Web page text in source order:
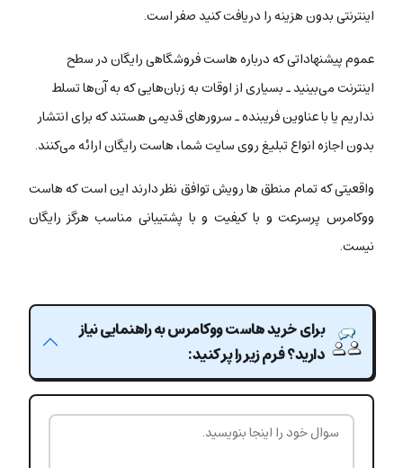
اینترنتی بدون هزینه را دریافت کنید صفر است.
عموم پیشنهاداتی که درباره هاست فروشگاهی رایگان در سطح
اینترنت می‌بینید ـ بسیاری از اوقات به زبان‌هایی که به آن‌ها تسلط
نداریم یا با عناوین فریبنده ـ سرورهای قدیمی هستند که برای انتشار
بدون اجازه انواع تبلیغ روی سایت شما، هاست رایگان ارائه می‌کنند.
واقعیتی که تمام منطق ها رویش توافق نظر دارند این است که هاست
ووکامرس پرسرعت و با کیفیت و با پشتیبانی مناسب هرگز رایگان
نیست.
برای خرید هاست ووکامرس به راهنمایی نیاز
دارید؟ فرم زیر را پر کنید: